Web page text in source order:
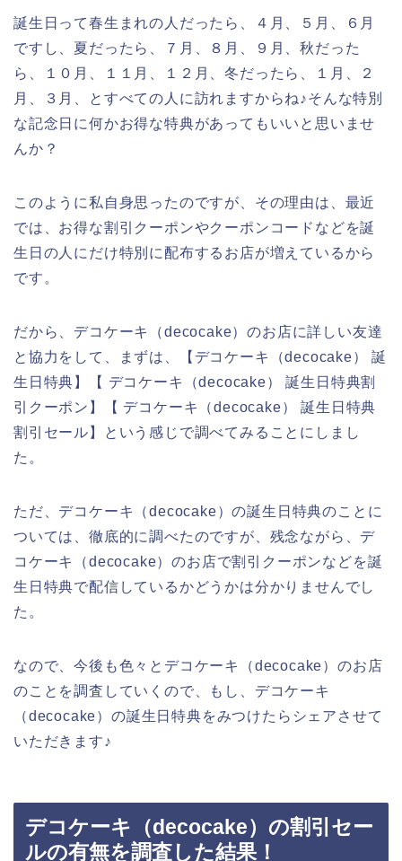
誕生日って春生まれの人だったら、４月、５月、６月
ですし、夏だったら、７月、８月、９月、秋だった
ら、１０月、１１月、１２月、冬だったら、１月、２
月、３月、とすべての人に訪れますからね♪そんな特別
な記念日に何かお得な特典があってもいいと思いませ
んか？
このように私自身思ったのですが、その理由は、最近
では、お得な割引クーポンやクーポンコードなどを誕
生日の人にだけ特別に配布するお店が増えているから
です。
だから、デコケーキ（decocake）のお店に詳しい友達
と協力をして、まずは、【デコケーキ（decocake） 誕
生日特典】【 デコケーキ（decocake） 誕生日特典割
引クーポン】【 デコケーキ（decocake） 誕生日特典
割引セール】という感じで調べてみることにしまし
た。
ただ、デコケーキ（decocake）の誕生日特典のことに
ついては、徹底的に調べたのですが、残念ながら、デ
コケーキ（decocake）のお店で割引クーポンなどを誕
生日特典で配信しているかどうかは分かりませんでし
た。
なので、今後も色々とデコケーキ（decocake）のお店
のことを調査していくので、もし、デコケーキ
（decocake）の誕生日特典をみつけたらシェアさせて
いただきます♪
デコケーキ（decocake）の割引セー
ルの有無を調査した結果！